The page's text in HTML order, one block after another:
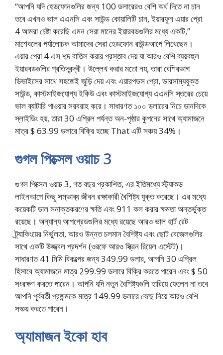
“আপনি যদি হেডফোনগুলির জন্য 100 ডলারেরও বেশি অর্থ দিতে না চান
তবে এখনও ভাল এএনসি এবং সাউন্ড কোয়ালিটি চান, ইয়ারফুন এয়ার প্রো
4 আমরা চেষ্টা করেছি এমন সেরা মানের ইয়ারবডগুলির মধ্যে একটি,”
মাশেবলের পর্যালোচক আমাদের সেরা হেডফোন রাউন্ডআপে লিখেছেন।
এয়ার প্রো 4 এস শব্দ বাতিল করার প্রস্তাব দেয় যা আরও বেশি ব্যয়বহুল
ইয়ারবডগুলির প্রতিদ্বন্দ্বী। উল্লেখ করার মতো নয়, তারা বেশিরভাগ
ডিভাইসের সাথে সহজেই জুড়ি দেয় এবং এয়ারপডস প্রো, ভারসাম্যযুক্ত
সাউন্ড, কাস্টমাইজযোগ্য ইকিউ এবং কাস্টমাইজযোগ্য এএনসি স্তরের চেয়ে
ভাল ব্যাটারি পাওয়ার সরবরাহ করে। সাধারণত ১০০ ডলারের নিচে ডানদিকে
স্লাইডিং হয়, তারা 30 এপ্রিল পর্যন্ত অন-পৃষ্ঠার কুপনের সাথে অ্যামাজনে
মাত্র $ 63.99 ডলারে বিক্রি হচ্ছে That এটি সঞ্চয় 34%।
গুগল পিক্সেল ওয়াচ 3
গুগল পিক্সেল ওয়াচ 3, গত বছর প্রকাশিত, এর ইতিমধ্যে স্ট্যাকড
লাইনআপে কিছু সম্ভাব্য জীবন রক্ষাকারী বৈশিষ্ট্য যুক্ত করেছে। এর মধ্যে
কয়েকটি ডাল সনাক্তকরণের ক্ষতি এবং 911 কল করার ক্ষমতা অন্তর্ভুক্ত
রয়েছে। অন্যান্য আপগ্রেডগুলির মধ্যে রয়েছে আরও ভাল হার্ট রেট
ট্র্যাকিংয়ের নির্ভুলতা, আরও উন্নত চলমান বৈশিষ্ট্য এবং ছোট বেজেলগুলির
সাথে একটি উজ্জ্বল প্রদর্শন (ওরফে আরও স্ক্রিন রিয়েল এস্টেট)।
সাধারণত 41 মিমি বিকল্পের জন্য 349.99 ডলার, আপনি 30 এপ্রিল
হিসাবে অ্যামাজনে মাত্র 299.99 ডলারে বিক্রি করতে পারেন এবং $ 50
সংরক্ষণ করতে পারেন। আপনি যদি নতুন বৈশিষ্ট্যগুলি হারিয়ে ফেলেন না তবে
আপনি পূর্ববর্তী প্রজন্মকে মাত্র 149.99 ডলারে বেছে নিয়ে আরও বেশি
সঞ্চয় করতে পারেন।
অ্যামাজন ইকো হাব